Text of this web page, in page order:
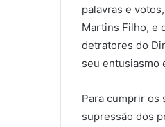
palavras e
Martins Filho, e
detratores do
seu entusiasmo
Para cumprir os
supressão dos